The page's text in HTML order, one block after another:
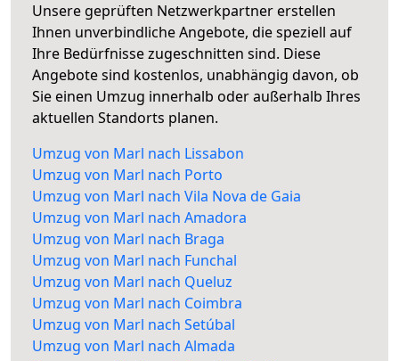
Unsere geprüften Netzwerkpartner erstellen
Ihnen unverbindliche Angebote, die speziell auf
Ihre Bedürfnisse zugeschnitten sind. Diese
Angebote sind kostenlos, unabhängig davon, ob
Sie einen Umzug innerhalb oder außerhalb Ihres
aktuellen Standorts planen.
Umzug von Marl nach Lissabon
Umzug von Marl nach Porto
Umzug von Marl nach Vila Nova de Gaia
Umzug von Marl nach Amadora
Umzug von Marl nach Braga
Umzug von Marl nach Funchal
Umzug von Marl nach Queluz
Umzug von Marl nach Coimbra
Umzug von Marl nach Setúbal
Umzug von Marl nach Almada